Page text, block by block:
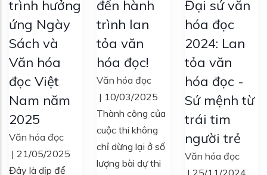
trình hưởng
ứng Ngày
Sách và
Văn hóa
đọc Việt
Nam năm
2025
Văn hóa đọc
| 21/05/2025
Đây là dịp để
đến hành
trình lan
tỏa văn
hóa đọc!
Văn hóa đọc
| 10/03/2025
Thành công của
cuộc thi không
chỉ dừng lại ở số
lượng bài dự thi
Đại sứ văn
hóa đọc
2024: Lan
tỏa văn
hóa đọc -
Sứ mệnh từ
trái tim
người trẻ
Văn hóa đọc
| 25/11/2024